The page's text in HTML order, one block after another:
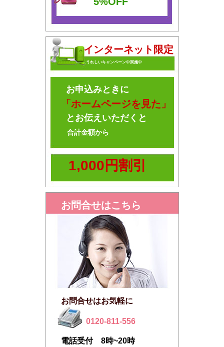
インターネット限定
うれしいキャンペーン中実施中
お申込みときに
「ホームページを見た」
とお伝えいただくと
合計金額から
1,000円割引
お問合せはこちら
お問合せはお気軽に
0120-811-556
電話受付 8時~20時